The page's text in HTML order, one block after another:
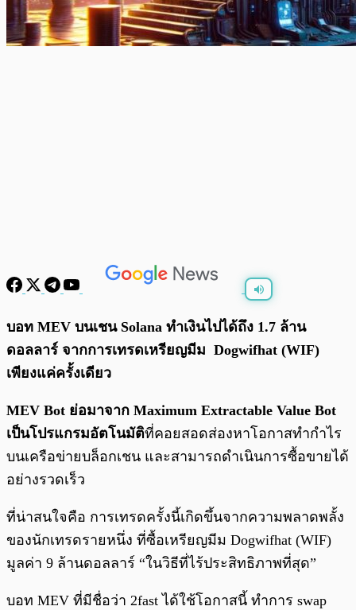
0:00/
บอท MEV บนเชน Solana ทำเงินไปได้ถึง 1.7 ล้าน
ดอลลาร์ จากการเทรดเหรียญมีม Dogwifhat (WIF)
เพียงแค่ครั้งเดียว
MEV Bot ย่อมาจาก Maximum Extractable Value Bot
เป็นโปรแกรมอัตโนมัติที่คอยสอดส่องหาโอกาสทำกำไร
บนเครือข่ายบล็อกเชน และสามารถดำเนินการซื้อขายได้
อย่างรวดเร็ว
ที่น่าสนใจคือ การเทรดครั้งนี้เกิดขึ้นจากความพลาดพลั้ง
ของนักเทรดรายหนึ่ง ที่ซื้อเหรียญมีม Dogwifhat (WIF)
มูลค่า 9 ล้านดอลลาร์ “ในวิธีที่ไร้ประสิทธิภาพที่สุด”
บอท MEV ที่มีชื่อว่า 2fast ได้ใช้โอกาสนี้ ทำการ swap